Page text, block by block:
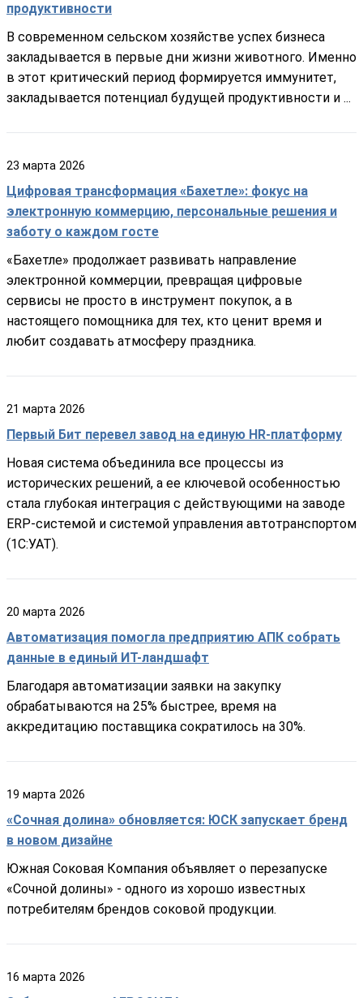
продуктивности
В современном сельском хозяйстве успех бизнеса
закладывается в первые дни жизни животного. Именно
в этот критический период формируется иммунитет,
закладывается потенциал будущей продуктивности и ...
23 марта 2026
Цифровая трансформация «Бахетле»: фокус на
электронную коммерцию, персональные решения и
заботу о каждом госте
«Бахетле» продолжает развивать направление
электронной коммерции, превращая цифровые
сервисы не просто в инструмент покупок, а в
настоящего помощника для тех, кто ценит время и
любит создавать атмосферу праздника.
21 марта 2026
Первый Бит перевел завод на единую HR-платформу
Новая система объединила все процессы из
исторических решений, а ее ключевой особенностью
стала глубокая интеграция с действующими на заводе
ERP-системой и системой управления автотранспортом
(1С:УАТ).
20 марта 2026
Автоматизация помогла предприятию АПК собрать
данные в единый ИТ-ландшафт
Благодаря автоматизации заявки на закупку
обрабатываются на 25% быстрее, время на
аккредитацию поставщика сократилось на 30%.
19 марта 2026
«Сочная долина» обновляется: ЮСК запускает бренд
в новом дизайне
Южная Соковая Компания объявляет о перезапуске
«Сочной долины» - одного из хорошо известных
потребителям брендов соковой продукции.
16 марта 2026